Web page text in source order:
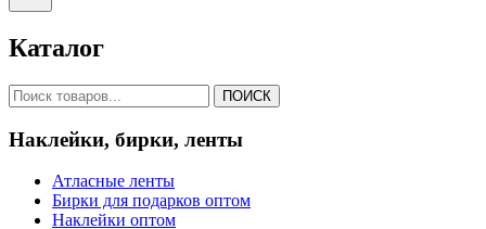
Каталог
ПОИСК
Наклейки, бирки, ленты
Атласные ленты
Бирки для подарков оптом
Наклейки оптом